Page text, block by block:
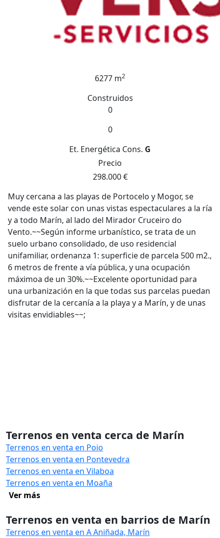
6277 m2
Construidos
0
0
Et. Energética Cons. G
Precio
298.000 €
Muy cercana a las playas de Portocelo y Mogor, se
vende este solar con unas vistas espectaculares a la ría
y a todo Marín, al lado del Mirador Cruceiro do
Vento.~~Según informe urbanístico, se trata de un
suelo urbano consolidado, de uso residencial
unifamiliar, ordenanza 1: superficie de parcela 500 m2.,
6 metros de frente a vía pública, y una ocupación
máximoa de un 30%.~~Excelente oportunidad para
una urbanización en la que todas sus parcelas puedan
disfrutar de la cercanía a la playa y a Marín, y de unas
visitas envidiables~~;
Terrenos en venta cerca de Marín
Terrenos en venta en Poio
Terrenos en venta en Pontevedra
Terrenos en venta en Vilaboa
Terrenos en venta en Moaña
Ver más
Terrenos en venta en barrios de Marín
Terrenos en venta en A Aniñada, Marín